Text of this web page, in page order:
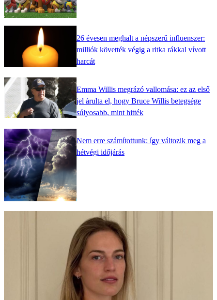
26 évesen meghalt a népszerű influenszer:
milliók követték végig a ritka rákkal vívott
harcát
Emma Willis megrázó vallomása: ez az első
jel árulta el, hogy Bruce Willis betegsége
súlyosabb, mint hitték
Nem erre számítottunk: így változik meg a
hétvégi időjárás